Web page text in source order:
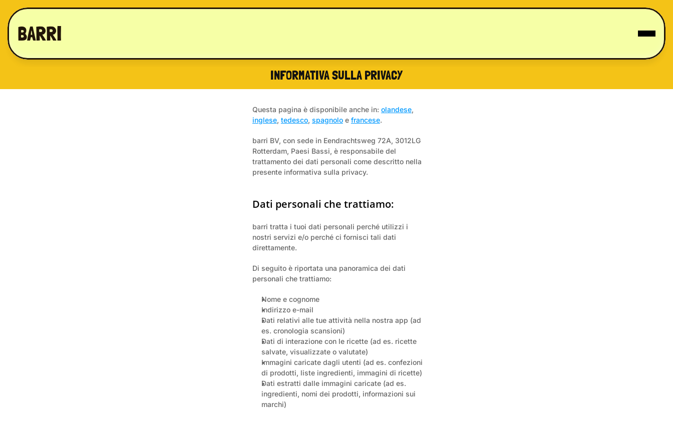
INFORMATIVA SULLA PRIVACY
Questa pagina è disponibile anche in: olandese
inglese, tedesco, spagnolo e francese.
barri BV, con sede in Eendrachtsweg 72A, 3012LG
Rotterdam, Paesi Bassi, è responsabile del
trattamento dei dati personali come descritto nella
presente informativa sulla privacy.
Dati personali che trattiamo:
barri tratta i tuoi dati personali perché utilizzi i
nostri servizi e/o perché ci fornisci tali dati
direttamente.
Di seguito è riportata una panoramica dei dati
personali che trattiamo:
Nome e cognome
Indirizzo e-mail
Dati relativi alle tue attività nella nostra app (ad
es. cronologia scansioni)
Dati di interazione con le ricette (ad es. ricette
salvate, visualizzate o valutate)
Immagini caricate dagli utenti (ad es. confezioni
di prodotti, liste ingredienti, immagini di ricette)
Dati estratti dalle immagini caricate (ad es.
ingredienti, nomi dei prodotti, informazioni sui
marchi)
BARRI